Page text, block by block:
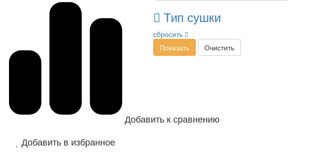
Добавить к сравнению
Добавить в избранное
Тип сушки
сбросить
Показать
Очистить